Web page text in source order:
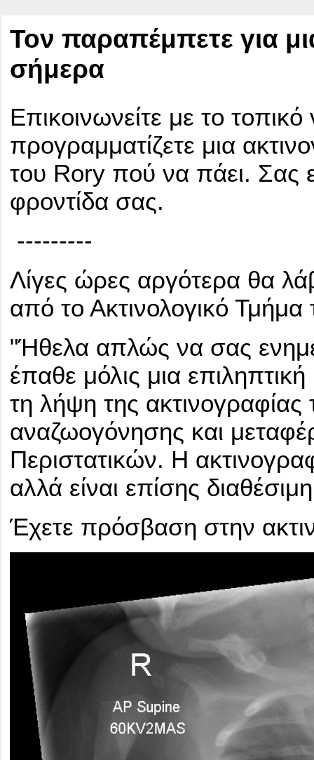
Τον παραπέμπετε για
σήμερα
Επικοινωνείτε με το
προγραμματίζετε μια
του Rory πού να πάει. Σας
φροντίδα σας.
---------
Λίγες ώρες αργότερα θα
από το Ακτινολογικό
"Ήθελα απλώς να σας
έπαθε μόλις μια
τη λήψη της
αναζωογόνησης και
Περιστατικών. Η
αλλά είναι επίσης
Έχετε πρόσβαση στην